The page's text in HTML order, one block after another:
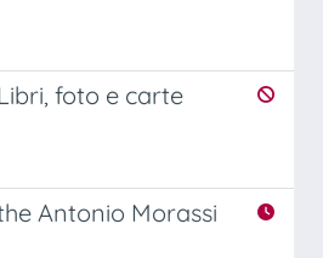
foto e carte
Antonio Morassi